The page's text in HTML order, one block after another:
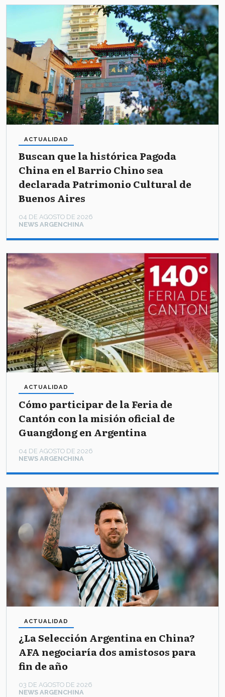
Buscan que la histórica Pagoda
China en el Barrio Chino sea
declarada Patrimonio Cultural de
Buenos Aires
NEWS ARGENCHINA
ACTUALIDAD
04 DE AGOSTO DE 2026
Cómo participar de la Feria de
Cantón con la misión oficial de
Guangdong en Argentina
NEWS ARGENCHINA
ACTUALIDAD
04 DE AGOSTO DE 2026
¿La Selección Argentina en China?
AFA negociaría dos amistosos para
fin de año
NEWS ARGENCHINA
ACTUALIDAD
03 DE AGOSTO DE 2026